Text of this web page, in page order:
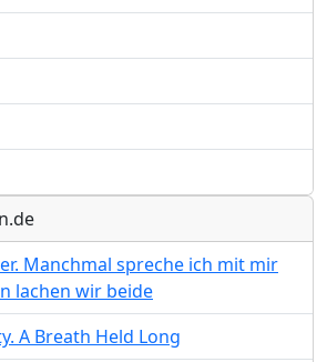
Manchmal spreche ich mit mir
lachen wir beide
A Breath Held Long